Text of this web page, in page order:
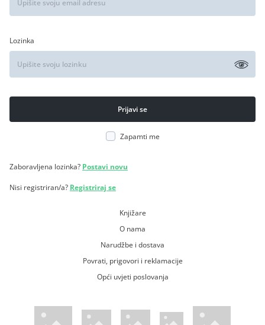
Lozinka
Zapamti me
Zaboravljena lozinka? Postavi novu
Nisi registriran/a? Registriraj se
Knjižare
O nama
Narudžbe i dostava
Povrati, prigovori i reklamacije
Opći uvjeti poslovanja
WsPay web stranicaMaestro web stranicaMastercard web stranicaAmerican Express web stranica
Visa web stranica